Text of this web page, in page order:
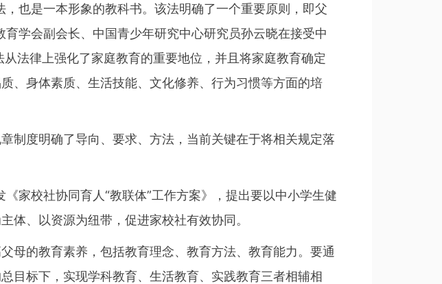
也是一本形象的教科书。该法明确了一个重要原则，即父
学会副会长、中国青少年研究中心研究员孙云晓在接受中
法律上强化了家庭教育的重要地位，并且将家庭教育确定
、身体素质、生活技能、文化修养、行为习惯等方面的培
度明确了导向、要求、方法，当前关键在于将相关规定落
校社协同育人“教联体”工作方案》，提出要以中小学生健
体、以资源为纽带，促进家校社有效协同。
的教育素养，包括教育理念、教育方法、教育能力。要通
目标下，实现学科教育、生活教育、实践教育三者相辅相